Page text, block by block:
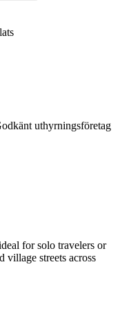
uthyrningsföretag
for solo travelers or
village streets across